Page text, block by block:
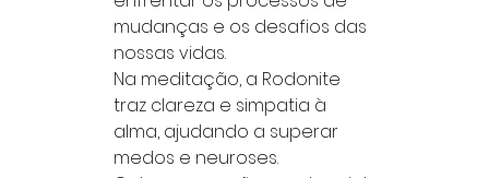
mudanças e os desafios das
nossas vidas.
Na meditação, a Rodonite
traz clareza e simpatia à
alma, ajudando a superar
medos e neuroses.